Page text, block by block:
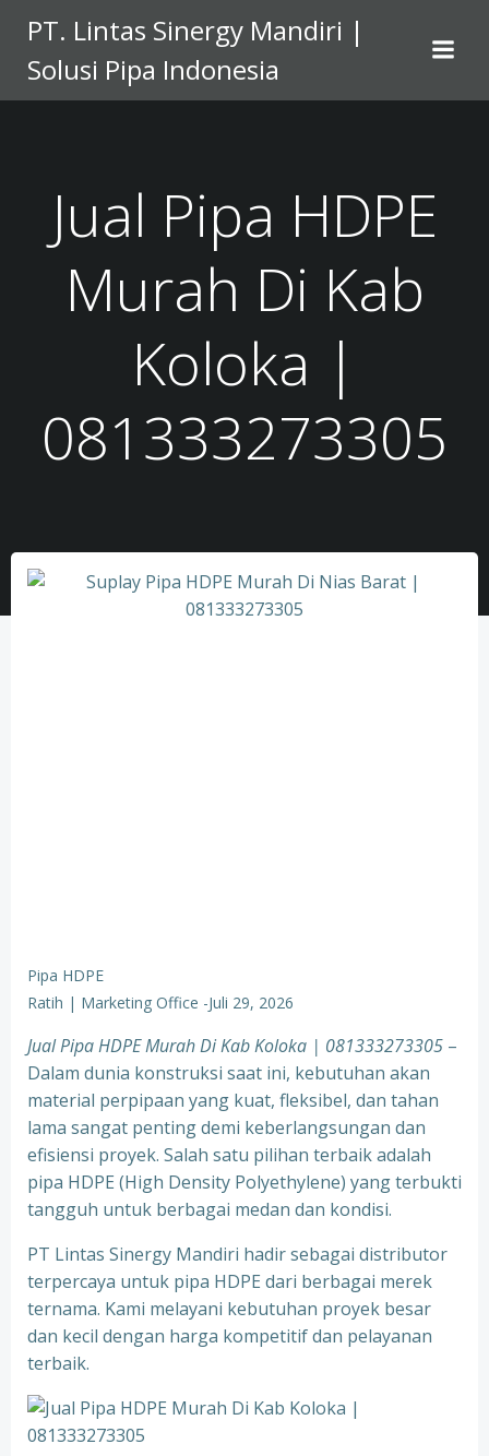
to
content
PT. Lintas Sinergy Mandiri |
Solusi Pipa Indonesia
Jual Pipa HDPE
Murah Di Kab
Koloka |
081333273305
Pipa HDPE
Ratih | Marketing Office -Juli 29, 2026
Jual Pipa HDPE Murah Di Kab Koloka | 081333273305 –
Dalam dunia konstruksi saat ini, kebutuhan akan
material perpipaan yang kuat, fleksibel, dan tahan
lama sangat penting demi keberlangsungan dan
efisiensi proyek. Salah satu pilihan terbaik adalah
pipa HDPE (High Density Polyethylene) yang terbukti
tangguh untuk berbagai medan dan kondisi.
PT Lintas Sinergy Mandiri hadir sebagai distributor
terpercaya untuk pipa HDPE dari berbagai merek
ternama. Kami melayani kebutuhan proyek besar
dan kecil dengan harga kompetitif dan pelayanan
terbaik.